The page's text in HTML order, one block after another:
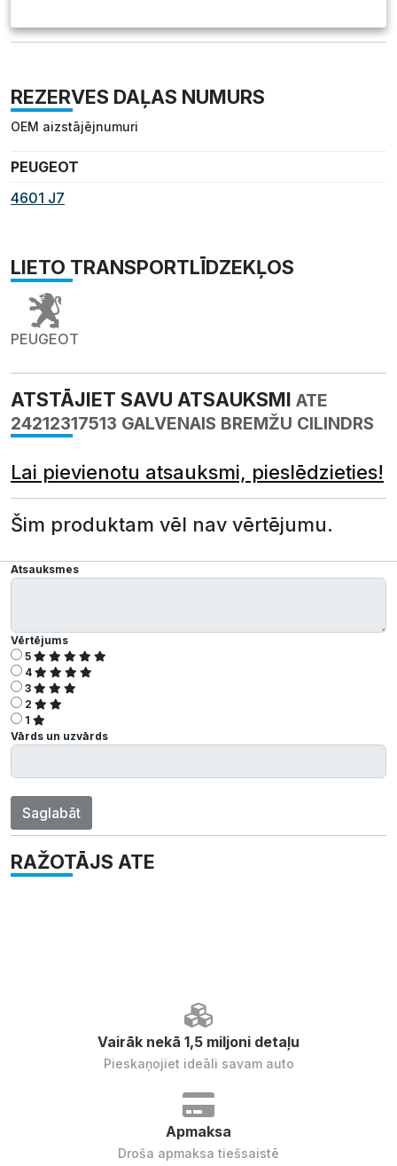
REZERVES DAĻAS NUMURS
OEM aizstājējnumuri
PEUGEOT
4601 J7
LIETO TRANSPORTLĪDZEKĻOS
PEUGEOT
ATSTĀJIET SAVU ATSAUKSMI ATE
24212317513 GALVENAIS BREMŽU CILINDRS
Lai pievienotu atsauksmi, pieslēdzieties!
Šim produktam vēl nav vērtējumu.
Atsauksmes
Vērtējums
5
4
3
2
1
Vārds un uzvārds
Saglabāt
RAŽOTĀJS ATE
Vairāk nekā 1,5 miljoni detaļu
Pieskaņojiet ideāli savam auto
Apmaksa
Droša apmaksa tiešsaistē